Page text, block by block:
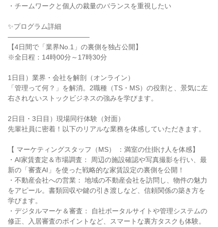
・チームワークと個人の裁量のバランスを重視したい
✨プログラム詳細
――――――――――――
【4日間で「業界No.1」の裏側を独占公開】
※全日程：14時00分～17時30分
1日目）業界・会社を解剖（オンライン）
「管理って何？」を解消。2職種（TS・MS）の役割と、景気に左
右されないストックビジネスの強みを学びます。
2日目・3日目）現場同行体験（対面）
先輩社員に密着！以下のリアルな業務を体感していただきます。
【 マーケティングスタッフ（MS） ：満室の仕掛け人を体感】
・AI家賃査定＆市場調査： 周辺の施設確認や写真撮影を行い、最
新の「審査AI」を使った戦略的な家賃設定の裏側を公開！
・不動産会社への営業： 地域の不動産会社を訪問し、物件の魅力
をアピール。書類回収や鍵の引き渡しなど、信頼関係の築き方を
学びます。
・デジタルマーケ＆審査： 自社ポータルサイトや管理システムの
修正、入居審査のポイントなど、スマートな裏方タスクも体験。